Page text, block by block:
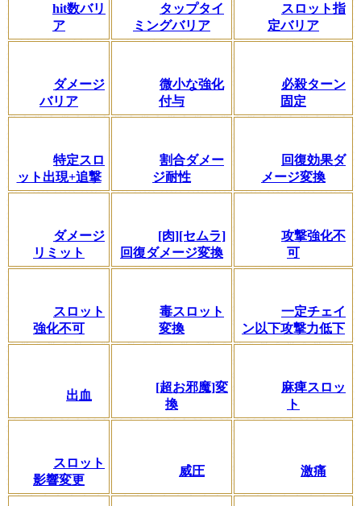
hit数バリ
ア
タップタイ
ミングバリア
スロット指
定バリア
ダメージ
バリア
微小な強化
付与
必殺ターン
固定
特定スロ
ット出現+追撃
割合ダメー
ジ耐性
回復効果ダ
メージ変換
ダメージ
リミット
[肉][セムラ]
回復ダメージ変換
攻撃強化不
可
スロット
強化不可
毒スロット
変換
一定チェイ
ン以下攻撃力低下
出血
[超お邪魔]変
換
麻痺スロッ
ト
スロット
影響変更
威圧 激痛